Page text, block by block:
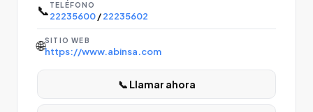
📞 TELÉFONO
22235600/22235602
🌐SITIO WEB
https://www.abinsa.com
📞 Llamar ahora